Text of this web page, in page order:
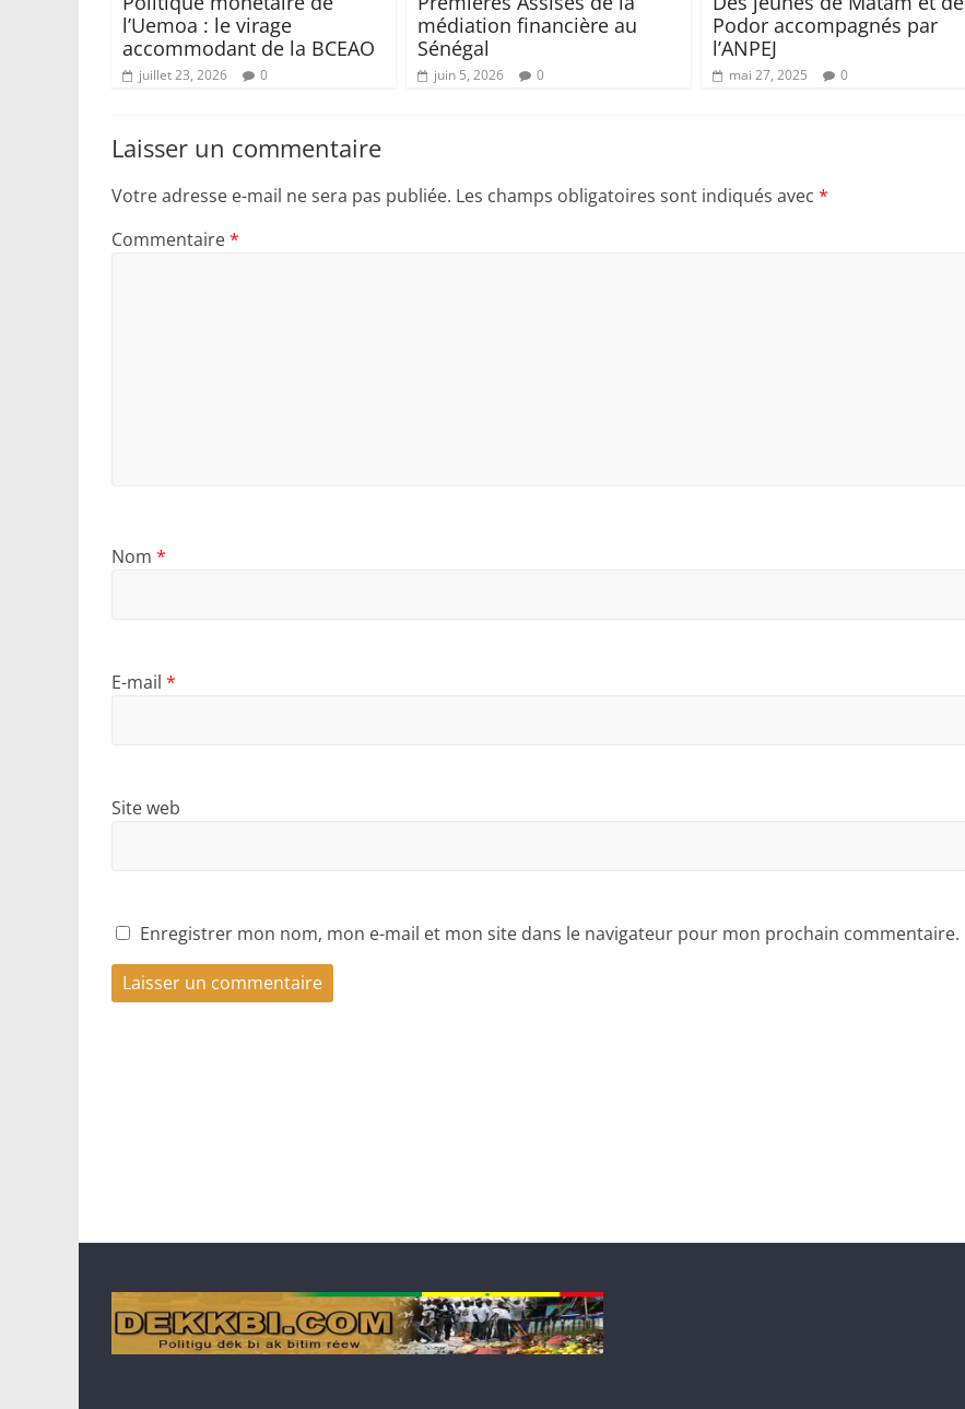
l’Uemoa : le virage
accommodant de la BCEAO
juillet 23, 2026 0
médiation financière au
Sénégal
juin 5, 2026 0
Podor accompagnés par
l’ANPEJ
mai 27, 2025 0
Laisser un commentaire
Votre adresse e-mail ne sera pas publiée. Les champs obligatoires sont indiqués avec *
Commentaire*
Nom *
E-mail *
Site web
Enregistrer mon nom, mon e-mail et mon site dans le navigateur pour mon prochain commentaire.